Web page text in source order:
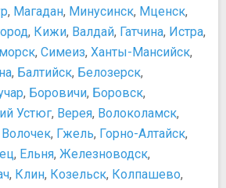
Папанин
статуи
защитникам Ленинграда
II
крепости
необъятное
по городу планируйте на выходные
, Магадан, Минусинск, Мценск,
, Кижи, Валдай, Гатчина, Истра,
, Симеиз, Ханты-Мансийск,
, Балтийск, Белозерск,
, Боровичи, Боровск,
Устюг, Верея, Волоколамск,
, Гжель, Горно-Алтайск,
, Ельня, Железноводск,
, Клин, Козельск, Колпашево,